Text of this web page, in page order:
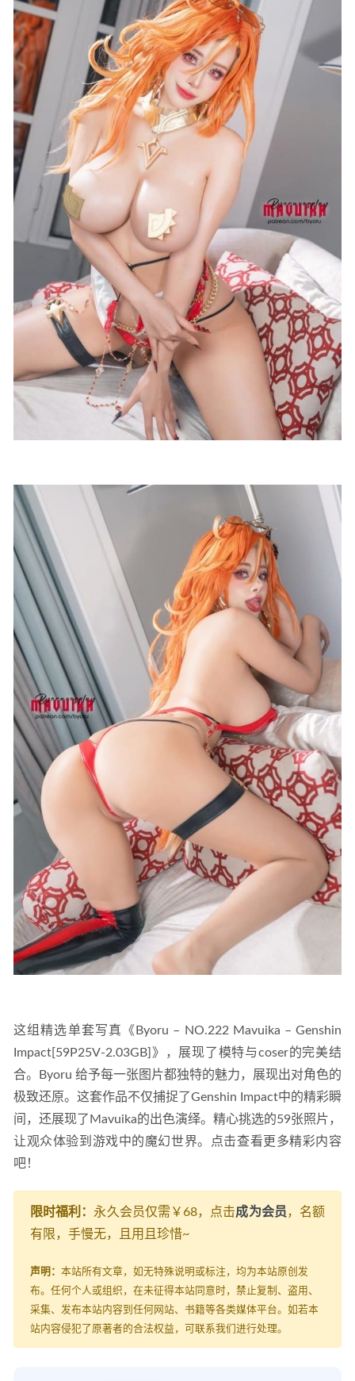
这组精选单套写真《Byoru – NO.222 Mavuika – Genshin
Impact[59P25V-2.03GB]》，展现了模特与coser的完美结
合。Byoru 给予每一张图片都独特的魅力，展现出对角色的
极致还原。这套作品不仅捕捉了Genshin Impact中的精彩瞬
间，还展现了Mavuika的出色演绎。精心挑选的59张照片，
让观众体验到游戏中的魔幻世界。点击查看更多精彩内容
吧！
限时福利： 永久会员仅需￥68，点击成为会员，名额
有限，手慢无，且用且珍惜~
声明： 本站所有文章，如无特殊说明或标注，均为本站原创发
布。任何个人或组织，在未征得本站同意时，禁止复制、盗用、
采集、发布本站内容到任何网站、书籍等各类媒体平台。如若本
站内容侵犯了原著者的合法权益，可联系我们进行处理。